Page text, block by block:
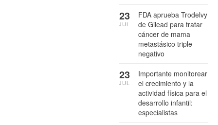
FDA aprueba Trodelvy
de Gilead para tratar
cáncer de mama
metastásico triple
negativo
23
JUL
Importante monitorear
el crecimiento y la
actividad física para el
desarrollo infantil:
especialistas
23
JUL